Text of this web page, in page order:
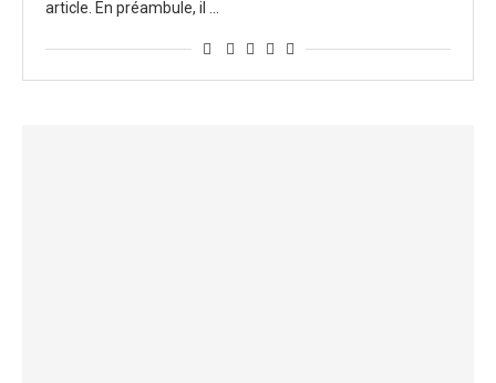
article. En préambule, il …